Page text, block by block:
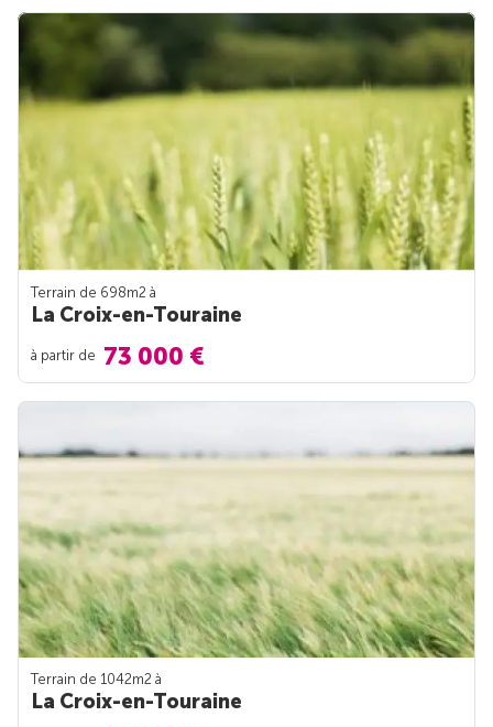
Terrain de 698m2 à
La Croix-en-Touraine
à partir de 73 000 €
Terrain de 1042m2 à
La Croix-en-Touraine